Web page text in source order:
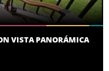
VISTA PANORÁMICA